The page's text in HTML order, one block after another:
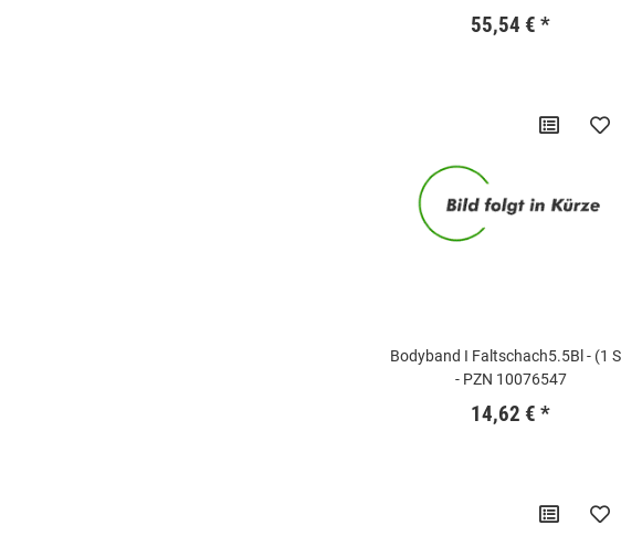
55,54 € *
Bodyband I Faltschach5.5Bl - (1
- PZN 10076547
14,62 € *